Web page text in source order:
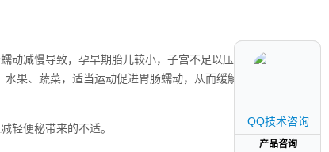
动减慢导致，孕早期胎儿较小，子宫不足以压迫导致
果、蔬菜，适当运动促进胃肠蠕动，从而缓解便秘，
轻便秘带来的不适。
QQ技术咨询
产品咨询
QQ技术咨询
产品咨询